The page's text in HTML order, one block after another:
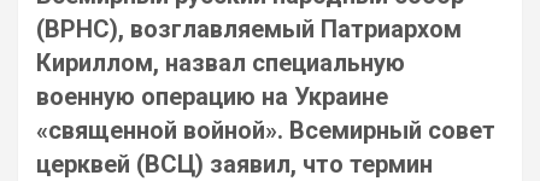
(ВРНС), возглавляемый Патриархом
Кириллом, назвал специальную
военную операцию на Украине
«священной войной». Всемирный совет
церквей (ВСЦ) заявил, что термин